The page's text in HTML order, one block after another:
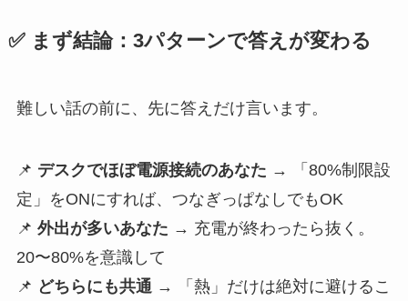
✅ まず結論：3パターンで答えが変わる
難しい話の前に、先に答えだけ言います。
📌 デスクでほぼ電源接続のあなた → 「80%制限設
定」をONにすれば、つなぎっぱなしでもOK
📌 外出が多いあなた → 充電が終わったら抜く。
20〜80%を意識して
📌 どちらにも共通→ 「熱」だけは絶対に避けるこ